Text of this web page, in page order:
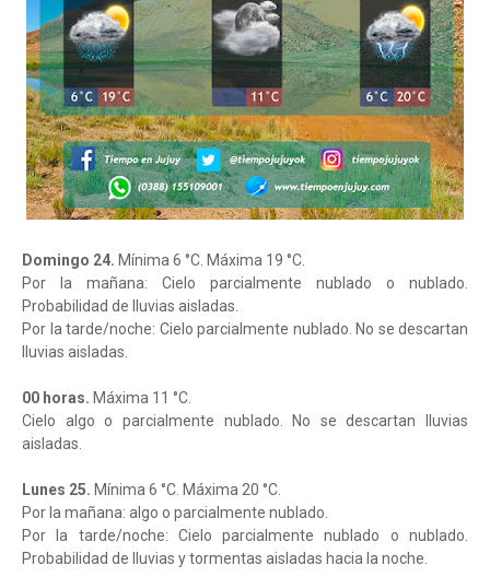
Domingo 24. Mínima 6 °C. Máxima 19 °C.
Por la mañana: Cielo parcialmente nublado o nublado.
Probabilidad de lluvias aisladas.
Por la tarde/noche: Cielo parcialmente nublado. No se descartan
lluvias aisladas.
00 horas. Máxima 11 °C.
Cielo algo o parcialmente nublado. No se descartan lluvias
aisladas.
Lunes 25. Mínima 6 °C. Máxima 20 °C.
Por la mañana: algo o parcialmente nublado.
Por la tarde/noche: Cielo parcialmente nublado o nublado.
Probabilidad de lluvias y tormentas aisladas hacia la noche.